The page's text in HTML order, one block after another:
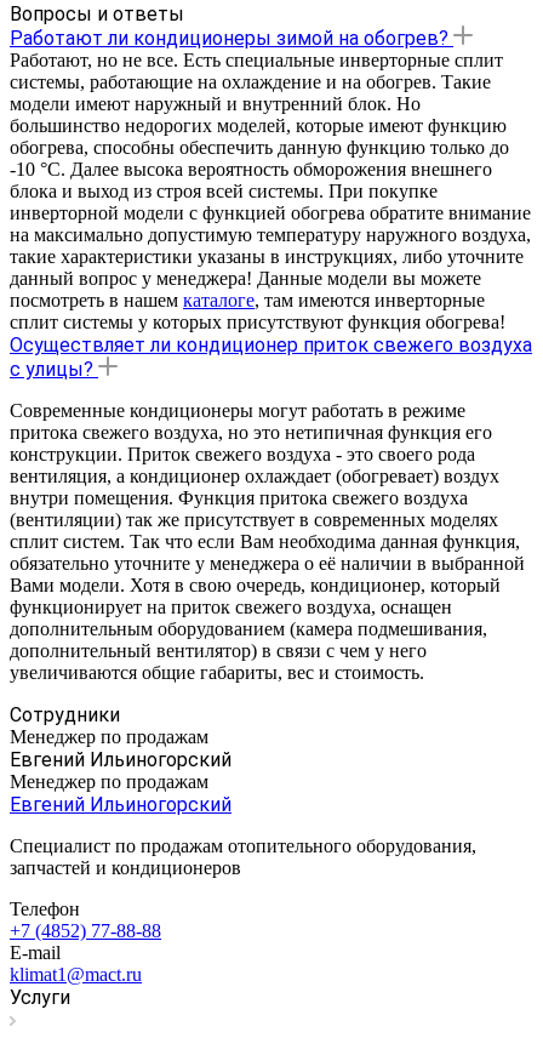
Вопросы и ответы
Работают ли кондиционеры зимой на обогрев?
Работают, но не все. Есть специальные инверторные сплит
системы, работающие на охлаждение и на обогрев. Такие
модели имеют наружный и внутренний блок. Но
большинство недорогих моделей, которые имеют функцию
обогрева, способны обеспечить данную функцию только до
-10 °С. Далее высока вероятность обморожения внешнего
блока и выход из строя всей системы. При покупке
инверторной модели с функцией обогрева обратите внимание
на максимально допустимую температуру наружного воздуха,
такие характеристики указаны в инструкциях, либо уточните
данный вопрос у менеджера! Данные модели вы можете
посмотреть в нашем каталоге, там имеются инверторные
сплит системы у которых присутствуют функция обогрева!
Осуществляет ли кондиционер приток свежего воздуха
с улицы?
Современные кондиционеры могут работать в режиме
притока свежего воздуха, но это нетипичная функция его
конструкции. Приток свежего воздуха - это своего рода
вентиляция, а кондиционер охлаждает (обогревает) воздух
внутри помещения. Функция притока свежего воздуха
(вентиляции) так же присутствует в современных моделях
сплит систем. Так что если Вам необходима данная функция,
обязательно уточните у менеджера о её наличии в выбранной
Вами модели. Хотя в свою очередь, кондиционер, который
функционирует на приток свежего воздуха, оснащен
дополнительным оборудованием (камера подмешивания,
дополнительный вентилятор) в связи с чем у него
увеличиваются общие габариты, вес и стоимость.
Сотрудники
Менеджер по продажам
Евгений Ильиногорский
Менеджер по продажам
Евгений Ильиногорский
Специалист по продажам отопительного оборудования,
запчастей и кондиционеров
Телефон
+7 (4852) 77-88-88
E-mail
klimat1@mact.ru
Услуги